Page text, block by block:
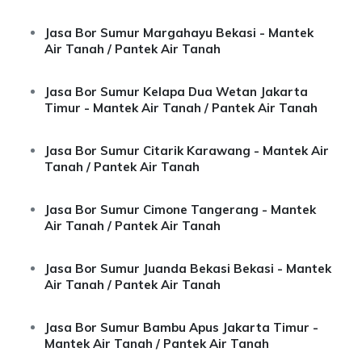
Jasa Bor Sumur Margahayu Bekasi - Mantek
Air Tanah / Pantek Air Tanah
Jasa Bor Sumur Kelapa Dua Wetan Jakarta
Timur - Mantek Air Tanah / Pantek Air Tanah
Jasa Bor Sumur Citarik Karawang - Mantek Air
Tanah / Pantek Air Tanah
Jasa Bor Sumur Cimone Tangerang - Mantek
Air Tanah / Pantek Air Tanah
Jasa Bor Sumur Juanda Bekasi Bekasi - Mantek
Air Tanah / Pantek Air Tanah
Jasa Bor Sumur Bambu Apus Jakarta Timur -
Mantek Air Tanah / Pantek Air Tanah